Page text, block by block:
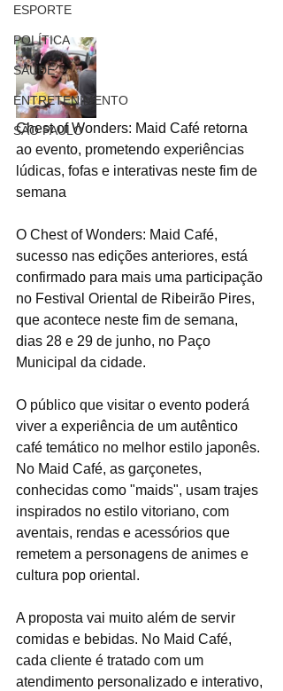
ESPORTE
POLÍTICA
SAÚDE
ENTRETENIMENTO
SÃO PAULO
Chest of Wonders: Maid Café retorna
ao evento, prometendo experiências
lúdicas, fofas e interativas neste fim de
semana
O Chest of Wonders: Maid Café,
sucesso nas edições anteriores, está
confirmado para mais uma participação
no Festival Oriental de Ribeirão Pires,
que acontece neste fim de semana,
dias 28 e 29 de junho, no Paço
Municipal da cidade.
O público que visitar o evento poderá
viver a experiência de um autêntico
café temático no melhor estilo japonês.
No Maid Café, as garçonetes,
conhecidas como "maids", usam trajes
inspirados no estilo vitoriano, com
aventais, rendas e acessórios que
remetem a personagens de animes e
cultura pop oriental.
A proposta vai muito além de servir
comidas e bebidas. No Maid Café,
cada cliente é tratado com um
atendimento personalizado e interativo,